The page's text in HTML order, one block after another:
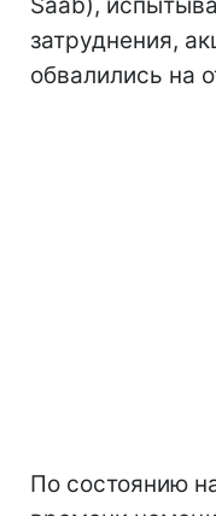
затруднения,
обвалились на
По состоянию